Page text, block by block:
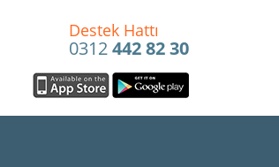
Destek Hattı
0312442 82 30